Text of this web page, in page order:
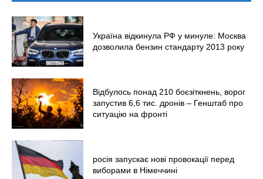
Україна відкинула РФ у минуле: Москва
дозволила бензин стандарту 2013 року
Відбулось понад 210 боєзіткнень, ворог
запустив 6,6 тис. дронів – Генштаб про
ситуацію на фронті
росія запускає нові провокації перед
виборами в Німеччині